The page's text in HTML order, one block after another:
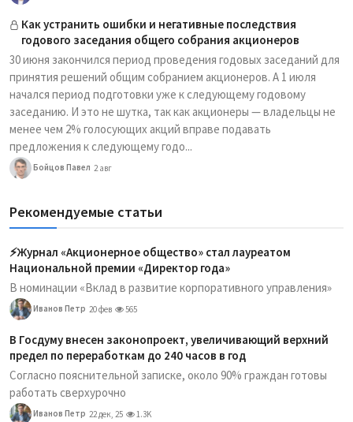
Как устранить ошибки и негативные последствия
годового заседания общего собрания акционеров
30 июня закончился период проведения годовых заседаний для
принятия решений общим собранием акционеров. А 1 июля
начался период подготовки уже к следующему годовому
заседанию. И это не шутка, так как акционеры — владельцы не
менее чем 2% голосующих акций вправе подавать
предложения к следующему годо...
Бойцов Павел 2 авг
Рекомендуемые статьи
⚡️Журнал «Акционерное общество» стал лауреатом
Национальной премии «Директор года»
В номинации «Вклад в развитие корпоративного управления»
Иванов Петр 20 фев 565
В Госдуму внесен законопроект, увеличивающий верхний
предел по переработкам до 240 часов в год
Согласно пояснительной записке, около 90% граждан готовы
работать сверхурочно
Иванов Петр 22 дек, 25 1.3K